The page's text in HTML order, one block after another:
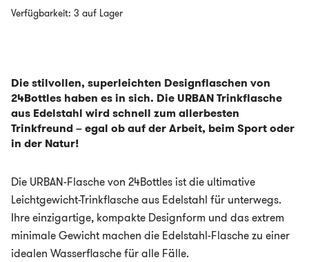
-Verfügbarkeit: 3 auf Lager
Die stilvollen, superleichten Designflaschen von
24Bottles haben es in sich. Die URBAN Trinkflasche
aus Edelstahl wird schnell zum allerbesten
Trinkfreund – egal ob auf der Arbeit, beim Sport oder
in der Natur!
Die URBAN-Flasche von 24Bottles ist die ultimative
Leichtgewicht-Trinkflasche aus Edelstahl für unterwegs.
Ihre einzigartige, kompakte Designform und das extrem
minimale Gewicht machen die Edelstahl-Flasche zu einer
idealen Wasserflasche für alle Fälle.